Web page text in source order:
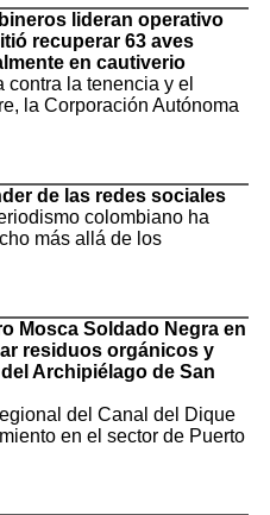
lideran operativo
recuperar 63 aves
en cautiverio
contra la tenencia y el
la Corporación Autónoma
de las redes sociales
colombiano ha
más allá de los
Mosca Soldado Negra en
residuos orgánicos y
Archipiélago de San
del Canal del Dique
en el sector de Puerto